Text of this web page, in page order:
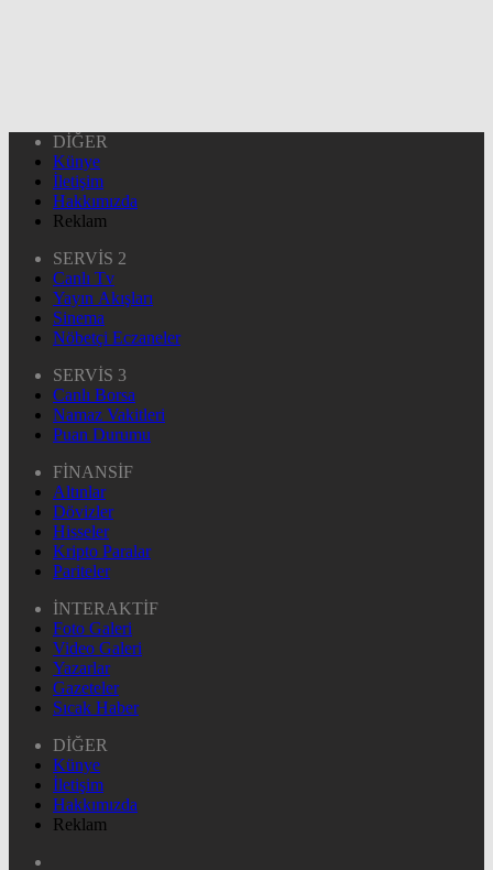
DİĞER
Künye
İletişim
Hakkımızda
Reklam
SERVİS 2
Canlı Tv
Yayın Akışları
Sinema
Nöbetçi Eczaneler
SERVİS 3
Canlı Borsa
Namaz Vakitleri
Puan Durumu
FİNANSİF
Altınlar
Dövizler
Hisseler
Kripto Paralar
Pariteler
İNTERAKTİF
Foto Galeri
Video Galeri
Yazarlar
Gazeteler
Sıcak Haber
DİĞER
Künye
İletişim
Hakkımızda
Reklam